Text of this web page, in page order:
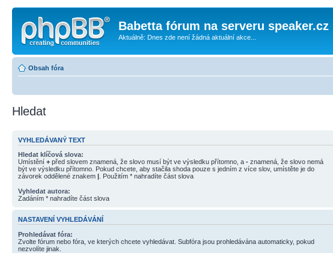
Babetta fórum na serveru speaker.cz
Aktuálně: Dnes zde není žádná aktuální akce...
Obsah fóra
Hledat
VYHLEDÁVANÝ TEXT
Hledat klíčová slova:
Umístění + před slovem znamená, že slovo musí být ve výsledku přítomno, a - znamená, že slovo nemá
být ve výsledku přítomno. Pokud chcete, aby stačila shoda pouze s jedním z více slov, umístěte je do
závorek oddělené znakem | . Použitím * nahradíte část slova
Vyhledat autora:
Zadáním * nahradíte část slova
NASTAVENÍ VYHLEDÁVÁNÍ
Prohledávat fóra:
Zvolte fórum nebo fóra, ve kterých chcete vyhledávat. Subfóra jsou prohledávána automaticky, pokud
nezvolíte jinak.